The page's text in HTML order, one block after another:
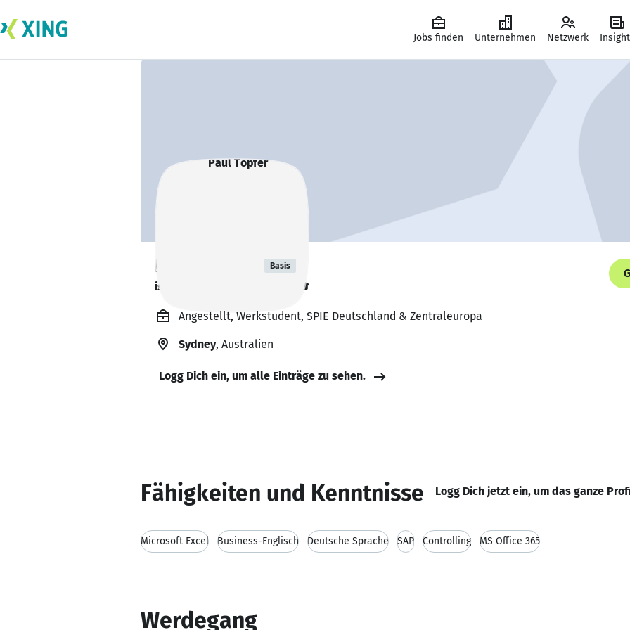
Jobs finden Unternehmen Netzwerk
Paul Töpfer Basis
ist kurz vor dem Abschluss. 🎓
Angestellt, Werkstudent, SPIE Deutschland & Zentraleuropa
Sydney, Australien
Logg Dich ein, um alle Einträge zu sehen.
Fähigkeiten und Kenntnisse Logg Dich jetzt ein, um das ganze
Microsoft Excel Business-Englisch Deutsche Sprache SAP Controlling MS Office 365
Werdegang